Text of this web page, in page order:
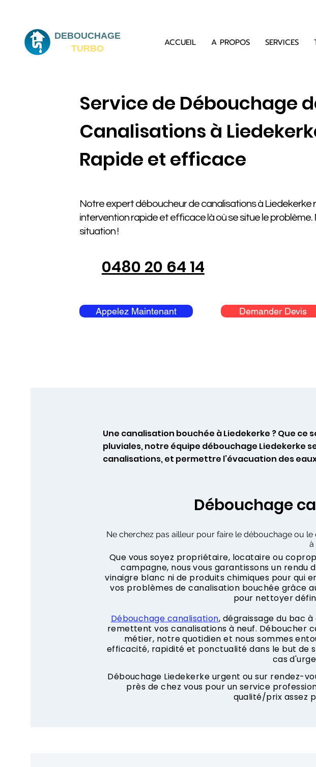
DEBOUCHAGE
TURBO
ACCUEIL A PROPOS SERVICES
Service de Débouchage
Canalisations à
Rapide et efficace
Notre expert déboucheur de canalisations à Liedekerke
intervention rapide et efficace là où se situe le problème.
situation !
0480 20 64 14
Appelez Maintenant Demander Devis
Une canalisation bouchée à Liedekerke ? Que
pluviales, notre équipe débouchage Liedekerke
canalisations, et permettre l’évacuation des
Débouchage
Ne cherchez pas ailleur pour faire le débouchage ou
à
Que vous soyez propriétaire, locataire ou
campagne, nous vous garantissons un rendu
vinaigre blanc ni de produits chimiques pour qui
vos problèmes de canalisation bouchée grâce
pour nettoyer
Débouchage canalisation, dégraissage du bac
remettent vos canalisations à neuf. Déboucher
métier, notre quotidien et nous sommes
efficacité, rapidité et ponctualité dans le but de
cas
Débouchage Liedekerke urgent ou sur rendez-
près de chez vous pour un service
qualité/prix assez